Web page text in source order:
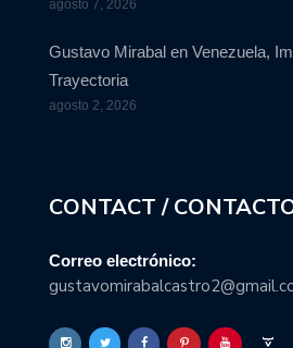
agosto 7, 2026
Gustavo Mirabal en Venezuela,
Trayectoria
agosto 2, 2026
CONTACT /
Correo electrónico: